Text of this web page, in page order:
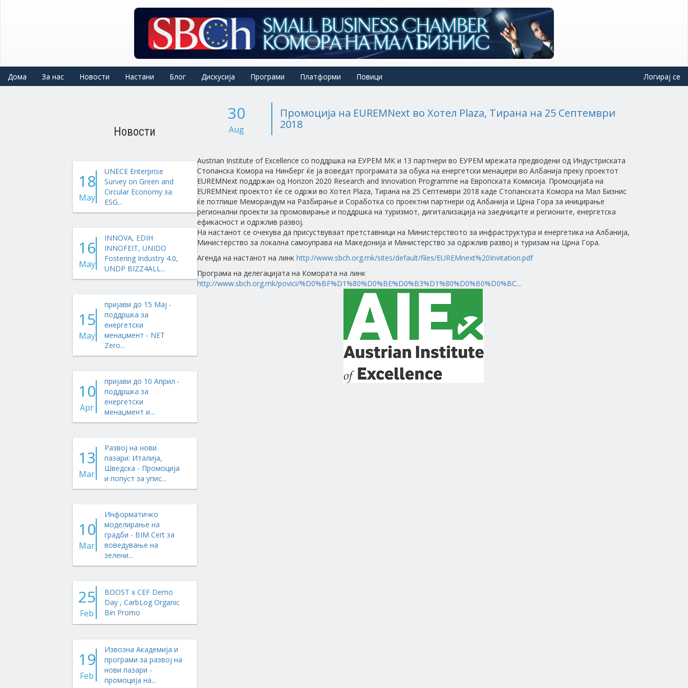
Дома За нас Новости Настани Блог Дискусија Програми Платформи Повици Логирај се
Новости
18
May
UNECE Enterprise
Survey on Green and
Circular Economy за
ESG...
16
May
INNOVA, EDIH
INNOFEIT, UNIDO
Fostering Industry 4.0,
UNDP BIZZ4ALL...
15
May
пријави до 15 Мај -
поддршка за
енергетски
менаџмент - NET
Zero...
10
Apr
пријави до 10 Април -
поддршка за
енергетски
менаџмент и...
13
Mar
Развој на нови
пазари: Италија,
Шведска - Промоција
и попуст за упис...
10
Mar
Информатичко
моделирање на
градби - BIM Cert за
воведување на
зелени...
25
Feb
BOOST x CEF Demo
Day , CarbLog Organic
Bin Promo
19
Feb
Извозна Академија и
програми за развој на
нови пазари -
промоција на...
30
Aug
Промоција на EUREMNext во Хотел Plaza, Тирана на 25 Септември
2018
Austrian Institute of Excellence со поддршка на ЕУРЕМ МК и 13 партнери во ЕУРЕМ мрежата предводени од Индустриската
Стопанска Комора на Нинберг ќе ја воведат програмата за обука на енергетски менаџери во Албанија преку проектот
EUREMNext поддржан од Horizon 2020 Research and Innovation Programme на Европската Комисија. Промоцијаta на
EUREMNext проектот ќе се одржи во Хотел Plaza, Тирана на 25 Септември 2018 каде Стопанската Комора на Мал Бизнис
ќе потпише Меморандум на Разбирање и Соработка со проектни партнери од Албанија и Црна Гора за иницирање
регионални проекти за промовирање и поддршка на туризмот, дигитализација на заедниците и регионите, енергетска
ефикасност и одржлив развој.
На настанот се очекува да присуствуваат претставници на Министерството за инфраструктура и енергетика на Албанија,
Министерство за локална самоуправа на Македонија и Министерство за одржлив развој и туризам на Црна Гора.
Агенда на настанот на линк http://www.sbch.org.mk/sites/default/files/EUREMnext%20Invitation.pdf
Програма на делегацијата на Комората на линк
http://www.sbch.org.mk/povici/%D0%BF%D1%80%D0%BE%D0%B3%D1%80%D0%B0%D0%BC...